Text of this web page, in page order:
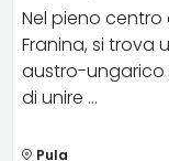
Nel pieno centro
Franina, si trova
austro-
di unire …
Pula